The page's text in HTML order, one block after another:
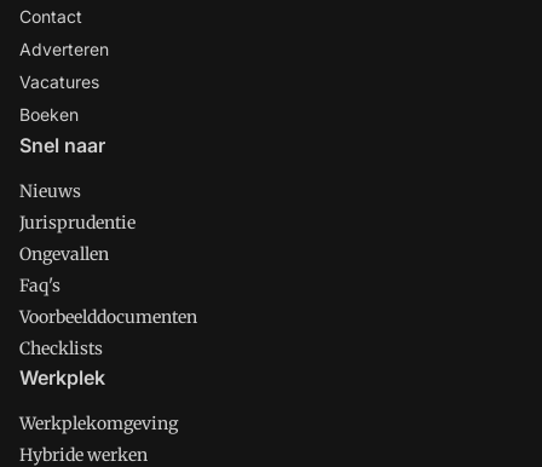
Contact
Adverteren
Vacatures
Boeken
Snel naar
Nieuws
Jurisprudentie
Ongevallen
Faq's
Voorbeelddocumenten
Checklists
Werkplek
Werkplekomgeving
Hybride werken